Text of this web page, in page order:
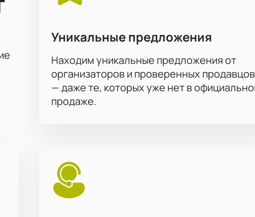
Уникальные предложения
Находим уникальные предложения от
организаторов и проверенных продавцов
— даже те, которых уже нет в
продаже.